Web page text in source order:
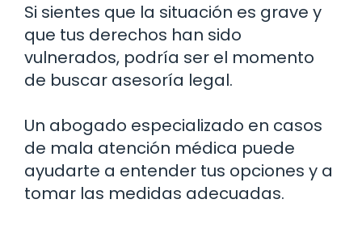
Si sientes que la situación es grave y
que tus derechos han sido
vulnerados, podría ser el momento
de buscar asesoría legal.
Un abogado especializado en casos
de mala atención médica puede
ayudarte a entender tus opciones y a
tomar las medidas adecuadas.